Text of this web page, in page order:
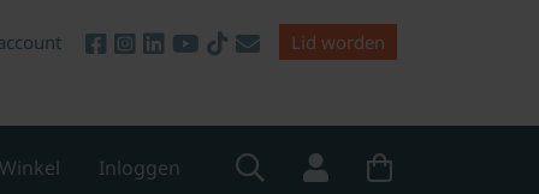
Lid worden
Winkel Inloggen